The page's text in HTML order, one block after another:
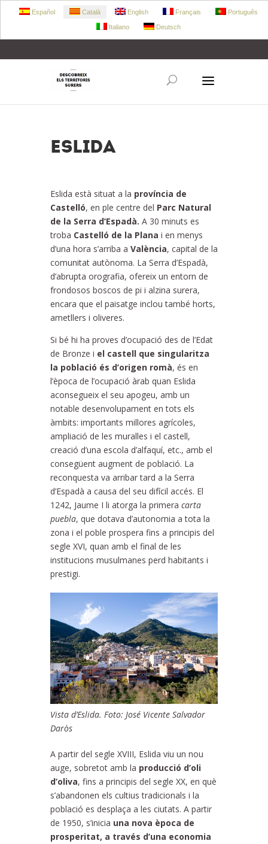
Eslida
Eslida està situat a la província de
Castelló, en ple centre del Parc Natural
de la Serra d’Espadà. A 30 minuts es
troba Castelló de la Plana i en menys
d’una hora s’arriba a València, capital de la
comunitat autònoma. La Serra d’Espadà,
d’abrupta orografia, ofereix un entorn de
frondosos boscos de pi i alzina surera,
encara que el paisatge inclou també horts,
ametllers i oliveres.
Si bé hi ha proves d’ocupació des de l’Edat
de Bronze i el castell que singularitza
la població és d’origen romà, és en
l’època de l’ocupació àrab quan Eslida
aconsegueix el seu apogeu, amb un
notable desenvolupament en tots els
àmbits: importants millores agrícoles,
ampliació de les muralles i el castell,
creació d’una escola d’alfaquí, etc., amb el
consegüent augment de població. La
reconquesta va arribar tard a la Serra
d’Espadà a causa del seu difícil accés. El
1242, Jaume I li atorga la primera carta
puebla, que dotava d’autonomia a tota la
zona i el poble prospera fins a principis del
segle XVI, quan amb el final de les
institucions musulmanes perd habitants i
prestigi.
Vista d’Eslida. Foto: José Vicente Salvador
Daròs
A partir del segle XVIII, Eslida viu un nou
auge, sobretot amb la producció d’oli
d’oliva, fins a principis del segle XX, en què
s’abandonen els cultius tradicionals i la
població es desplaça a les ciutats. A partir
de 1950, s’inicia una nova època de
prosperitat, a través d’una economia
Español Català English Français Português
Italiano Deutsch